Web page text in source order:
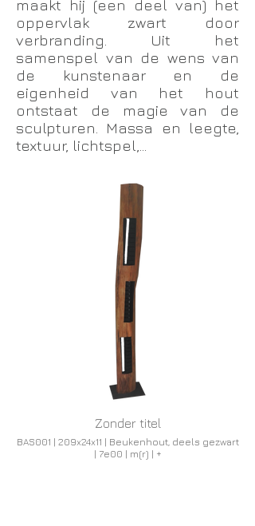
maakt hij (een deel van) het
oppervlak zwart door
verbranding. Uit het
samenspel van de wens van
de kunstenaar en de
eigenheid van het hout
ontstaat de magie van de
sculpturen. Massa en leegte,
textuur, lichtspel,...
Zonder titel
BAS001 | 209x24x11 | Beukenhout, deels gezwart
| 7e00 | m(r) | +